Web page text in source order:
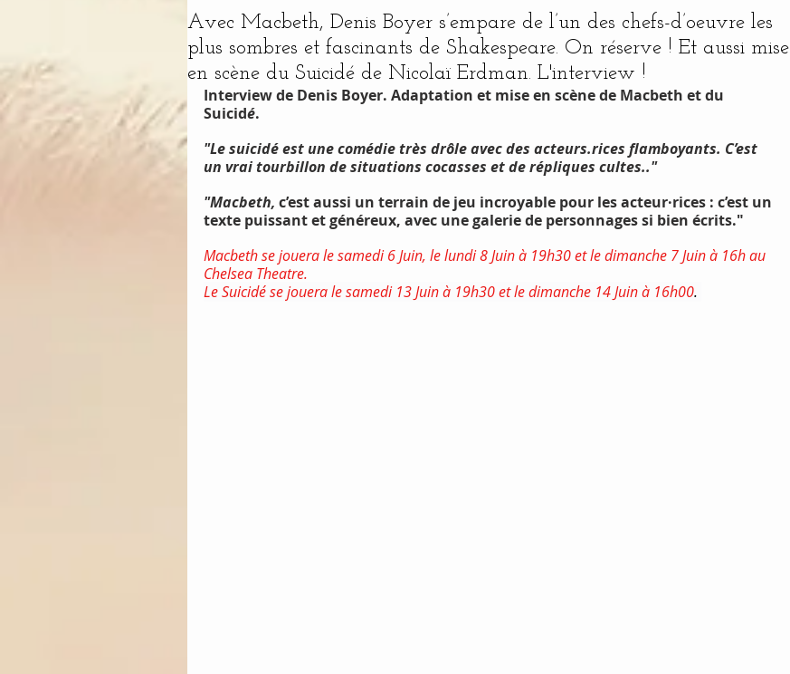
Avec Macbeth, Denis Boyer s’empare de l’un des chefs-d’oeuvre les
plus sombres et fascinants de Shakespeare. On réserve ! Et aussi mise
en scène du Suicidé de Nicolaï Erdman. L'interview !
Interview de Denis Boyer. Adaptation et mise en scène de Macbeth et du
Suicidé.
"Le suicidé est une comédie très drôle avec des acteurs.rices flamboyants. C’est
un vrai tourbillon de situations cocasses et de répliques cultes.."
"Macbeth, c’est aussi un terrain de jeu incroyable pour les acteur·rices : c’est un
texte puissant et généreux, avec une galerie de personnages si bien écrits."
Macbeth se jouera le samedi 6 Juin, le lundi 8 Juin à 19h30 et le dimanche 7 Juin à 16h au
Chelsea Theatre.
Le Suicidé se jouera le samedi 13 Juin à 19h30 et le dimanche 14 Juin à 16h00.